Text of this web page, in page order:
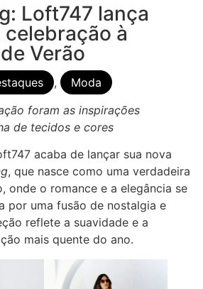
Loft747 lança
à
Verão
,
Moda
foram as inspirações
de tecidos e cores
acaba de lançar sua nova
, que nasce como uma verdadeira
onde o romance e a elegância se
por uma fusão de nostalgia e
reflete a suavidade e a
mais quente do ano.